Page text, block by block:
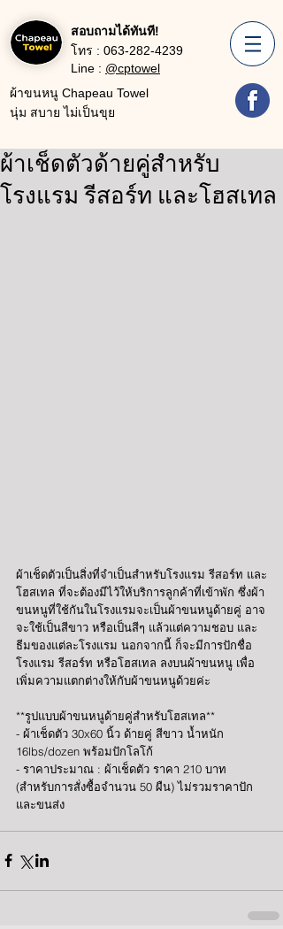
สอบถามได้ทันที!
โทร : 063-282-4239
Line : @cptowel
ผ้าขนหนู Chapeau Towel
นุ่ม สบาย ไม่เป็นขุย
ผ้าเช็ดตัวด้ายคู่สำหรับ
โรงแรม รีสอร์ท และโฮสเทล
ผ้าเช็ดตัวเป็นสิ่งที่จำเป็นสำหรับโรงแรม รีสอร์ท และ
โฮสเทล ที่จะต้องมีไว้ให้บริการลูกค้าที่เข้าพัก ซึ่งผ้า
ขนหนูที่ใช้กันในโรงแรมจะเป็นผ้าขนหนูด้ายคู่ อาจ
จะใช้เป็นสีขาว หรือเป็นสีๆ แล้วแต่ความชอบ และ
ธีมของแต่ละโรงแรม นอกจากนี้ ก็จะมีการปักชื่อ
โรงแรม รีสอร์ท หรือโฮสเทล ลงบนผ้าขนหนู เพื่อ
เพิ่มความแตกต่างให้กับผ้าขนหนูด้วยค่ะ
**รูปแบบผ้าขนหนูด้ายคู่สำหรับโฮสเทล**
- ผ้าเช็ดตัว 30x60 นิ้ว ด้ายคู่ สีขาว น้ำหนัก
16lbs/dozen พร้อมปักโลโก้
- ราคาประมาณ : ผ้าเช็ดตัว ราคา 210 บาท
(สำหรับการสั่งซื้อจำนวน 50 ผืน) ไม่รวมราคาปัก
และขนส่ง